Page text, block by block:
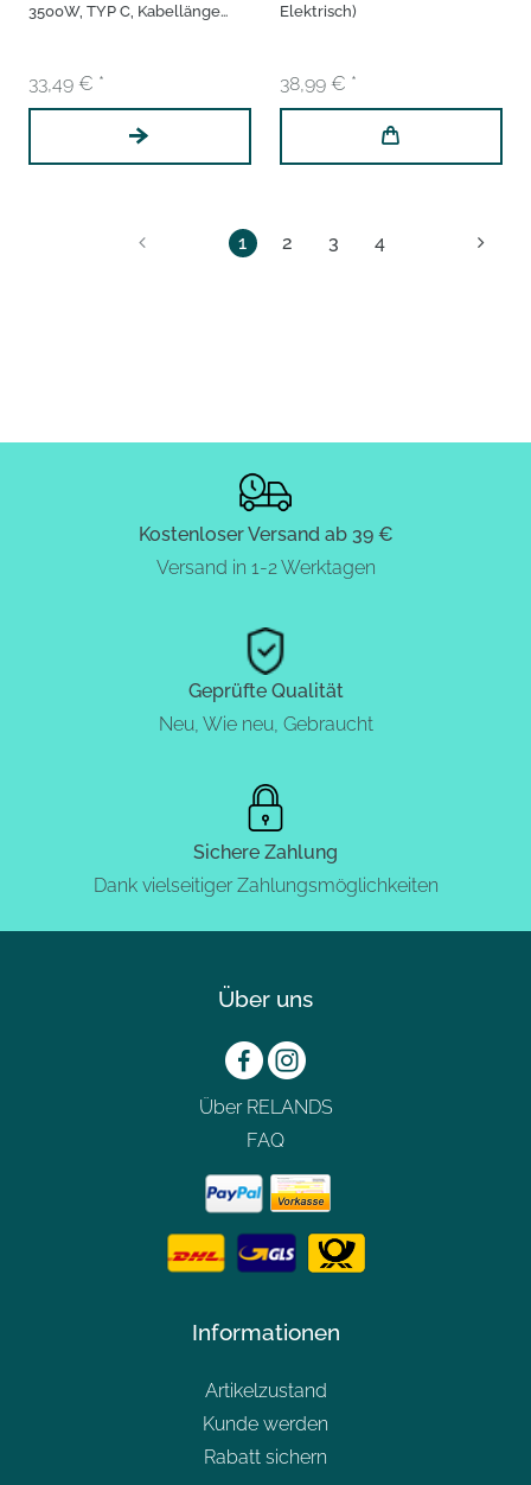
3500W, TYP C, Kabellänge
33,49 € *
Elektrisch)
38,99 € *
1 2 3 4
Kostenloser Versand ab 39 €
Versand in 1-2 Werktagen
Geprüfte Qualität
Neu, Wie neu, Gebraucht
Sichere Zahlung
Dank vielseitiger Zahlungsmöglichkeiten
Über uns
Über RELANDS
FAQ
Informationen
Artikelzustand
Kunde werden
Rabatt sichern